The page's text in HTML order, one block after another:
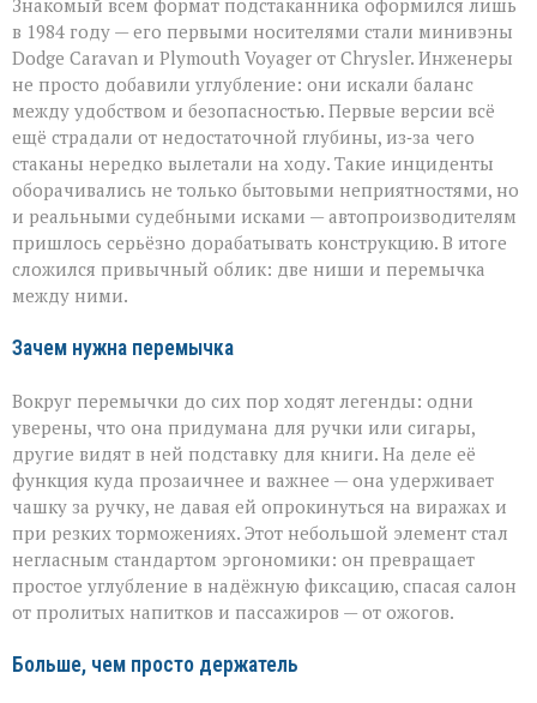
в 1984 году — его первыми носителями стали минивэны
Dodge Caravan и Plymouth Voyager от Chrysler. Инженеры
не просто добавили углубление: они искали баланс
между удобством и безопасностью. Первые версии всё
ещё страдали от недостаточной глубины, из‑за чего
стаканы нередко вылетали на ходу. Такие инциденты
оборачивались не только бытовыми неприятностями, но
и реальными судебными исками — автопроизводителям
пришлось серьёзно дорабатывать конструкцию. В итоге
сложился привычный облик: две ниши и перемычка
между ними.
Зачем нужна перемычка
Вокруг перемычки до сих пор ходят легенды: одни
уверены, что она придумана для ручки или сигары,
другие видят в ней подставку для книги. На деле её
функция куда прозаичнее и важнее — она удерживает
чашку за ручку, не давая ей опрокинуться на виражах и
при резких торможениях. Этот небольшой элемент стал
негласным стандартом эргономики: он превращает
простое углубление в надёжную фиксацию, спасая салон
от пролитых напитков и пассажиров — от ожогов.
Больше, чем просто держатель